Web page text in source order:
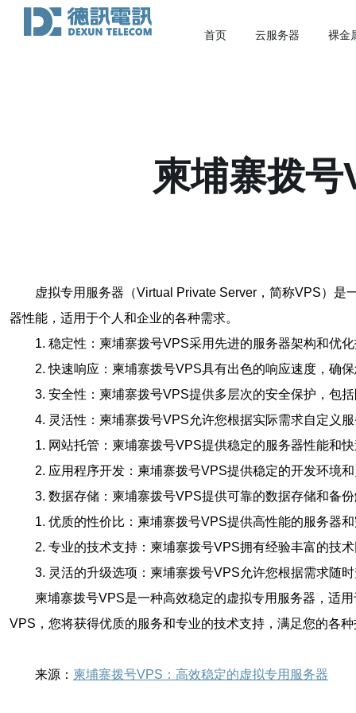
首页 云服务器 裸金
柬埔寨拨
虚拟专用服务器（Virtual Private Server，简称VPS）
器性能，适用于个人和企业的各种需求。
1. 稳定性：柬埔寨拨号VPS采用先进的服务器架构和优
2. 快速响应：柬埔寨拨号VPS具有出色的响应速度，确
3. 安全性：柬埔寨拨号VPS提供多层次的安全保护，包
4. 灵活性：柬埔寨拨号VPS允许您根据实际需求自定义
1. 网站托管：柬埔寨拨号VPS提供稳定的服务器性能和
2. 应用程序开发：柬埔寨拨号VPS提供稳定的开发环境
3. 数据存储：柬埔寨拨号VPS提供可靠的数据存储和备
1. 优质的性价比：柬埔寨拨号VPS提供高性能的服务器
2. 专业的技术支持：柬埔寨拨号VPS拥有经验丰富的技
3. 灵活的升级选项：柬埔寨拨号VPS允许您根据需求随
柬埔寨拨号VPS是一种高效稳定的虚拟专用服务器，适
VPS，您将获得优质的服务和专业的技术支持，满足您的各
来源： 柬埔寨拨号VPS：高效稳定的虚拟专用服务器